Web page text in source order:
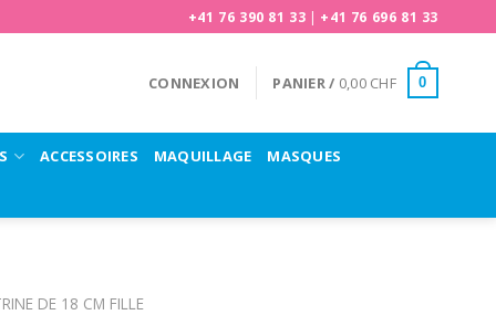
+41 76 390 81 33 | +41 76 696 81 33
CONNEXION PANIER / 0,00 CHF 0
ACCESSOIRES MAQUILLAGE MASQUES
DE 18 CM FILLE